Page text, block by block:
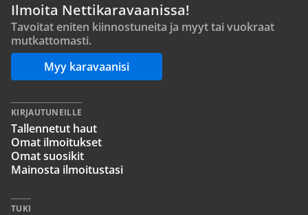
Ilmoita Nettikaravaanissa!
Tavoitat eniten kiinnostuneita ja myyt tai vuokraat
mutkattomasti.
Myy karavaanisi
KIRJAUTUNEILLE
Tallennetut haut
Omat ilmoitukset
Omat suosikit
Mainosta ilmoitustasi
TUKI